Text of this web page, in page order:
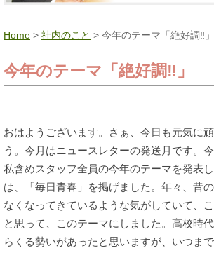
Home > 社内のこと > 今年のテーマ「絶好調‼」
今年のテーマ「絶好調‼」
おはようございます。さぁ、今日も元気に
う。今月はニュースレターの発送月です。今
私含めスタッフ全員の今年のテーマを発表
は、「毎日青春」を掲げました。年々、昔
なくなってきているような気がしていて、
と思って、このテーマにしました。高校時
らくる勢いがあったと思いますが、いつま